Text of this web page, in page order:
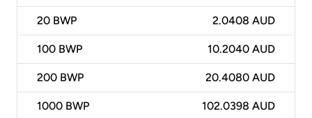
20 BWP 2.0408 AUD
100 BWP 10.2040 AUD
200 BWP 20.4080 AUD
1000 BWP 102.0398 AUD